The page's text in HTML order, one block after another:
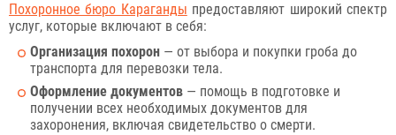
Похоронное бюро Караганды предоставляют широкий спектр
услуг, которые включают в себя:
Организация похорон — от выбора и покупки гроба до
транспорта для перевозки тела.
Оформление документов — помощь в подготовке и
получении всех необходимых документов для
захоронения, включая свидетельство о смерти.